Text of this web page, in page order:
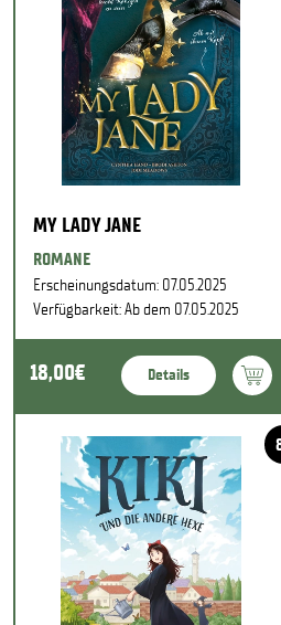
MY LADY JANE
ROMANE
Erscheinungsdatum: 07.05.2025
Verfügbarkeit: Ab dem 07.05.2025
18,00€ Details